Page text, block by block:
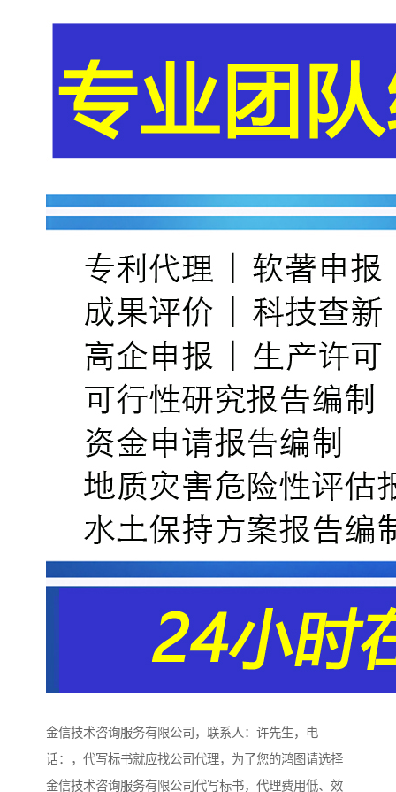
金信技术咨询服务有限公司，联系人：许先生，电
话：，代写标书就应找公司代理，为了您的鸿图请选择
金信技术咨询服务有限公司代写标书，代理费用低、效